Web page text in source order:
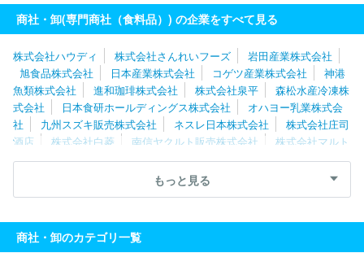
株式会社
株式会社フィラディス
商社・卸(専門商社（食料品）) の企業をすべて見る
株式会社ハウディ 株式会社さんれいフーズ
岩田産業株式会社
旭食品株式会社
日本産業株式会社 コゲツ産業株式会社
神港
魚類株式会社
進和珈琲株式会社 株式会社泉平
森松水産冷凍株
式会社
日本食研ホールディングス株式会社
オハヨー乳業株式会
社
九州スズキ販売株式会社 ネスレ日本株式会社
株式会社庄司
酒店
株式会社白菱 南信ヤクルト販売株式会社
株式会社マルト
水谷
株式会社大光 株式会社名給
名古屋ヤクルト販売株式会
株式会社戸田酒販
カナ
カン株式会社
北陸コカ・コーラボトリング株式会社
株式会社大水
株式会社Ｒ
＆Ｃながの青果
株式会社タキダエンタープライズ
もっと見る
商社・卸のカテゴリ一覧